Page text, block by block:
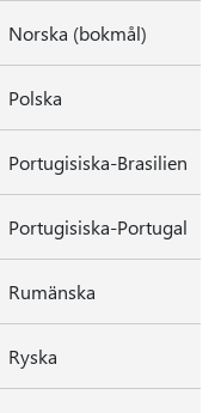
Norska (bokmål)
Polska
Portugisiska-Brasilien
Portugisiska-Portugal
Rumänska
Ryska